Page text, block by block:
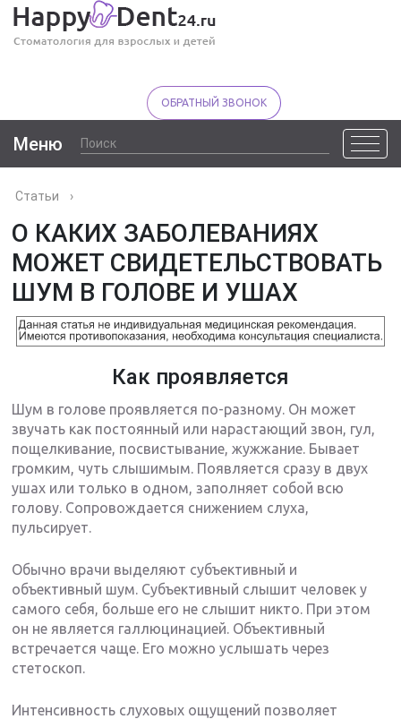
ОБРАТНЫЙ ЗВОНОК
Меню
Статьи ›
О КАКИХ ЗАБОЛЕВАНИЯХ
МОЖЕТ СВИДЕТЕЛЬСТВОВАТЬ
ШУМ В ГОЛОВЕ И УШАХ
Как проявляется
Шум в голове проявляется по-разному. Он может
звучать как постоянный или нарастающий звон, гул,
пощелкивание, посвистывание, жужжание. Бывает
громким, чуть слышимым. Появляется сразу в двух
ушах или только в одном, заполняет собой всю
голову. Сопровождается снижением слуха,
пульсирует.
Обычно врачи выделяют субъективный и
объективный шум. Субъективный слышит человек у
самого себя, больше его не слышит никто. При этом
он не является галлюцинацией. Объективный
встречается чаще. Его можно услышать через
стетоскоп.
Интенсивность слуховых ощущений позволяет